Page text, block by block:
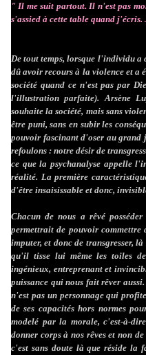
" Il me suit partout. Il n'est pas
s'assied à cette table quand
De tout temps, lorsque l'individu a
dû avoir recours à la violence et a
société quand ce n'est pas par
l'illustration parfaite). Arsène
souhaite la société, mais sans
être puni, sans en subir les
pouvoir fascinant d'oser au grand
refoulons : notre désir de
ce que la psychanalyse appelle
réalité. La première
d'être insaisissable et donc,
Chacun de nous a rêvé
permettrait de pouvoir commettre
imputer, et donc de transgresser,
qu'il tisse lui même les toiles
ingénieux, entreprenant et
puissance qui nous fait rêver
n'est pas un personnage qui
de ses capacités hors normes
modelé par la morale, c'est-à-
donner corps à nos rêves et non
c'est sans doute là que réside la